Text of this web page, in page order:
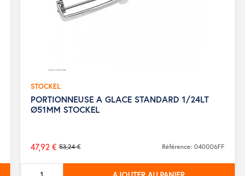
STOCKEL
PORTIONNEUSE A GLACE STANDARD 1/24LT
Ø51MM STOCKEL
Prix
de
53,24 €
47,92 € Référence: 040006FF